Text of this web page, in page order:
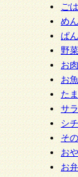
ご
めん
ぱん
野
お
お
た
サ
シ
そ
お
お